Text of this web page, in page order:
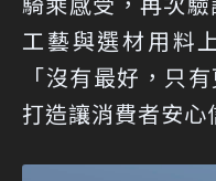
工藝與選材用料
「沒有最好，只
打造讓消費者安心